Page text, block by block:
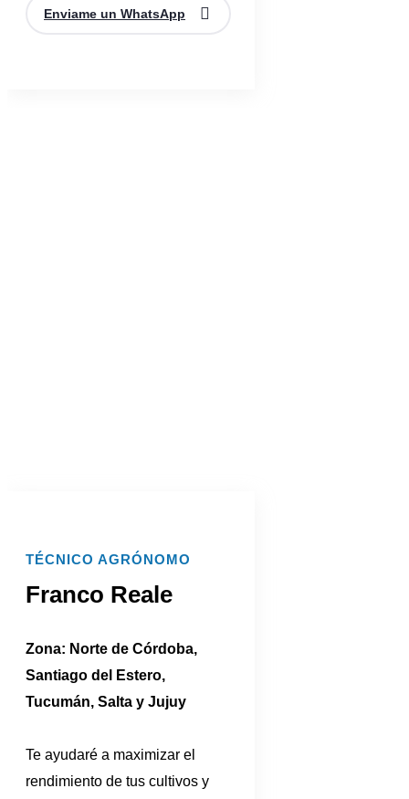
Enviame un WhatsApp
TÉCNICO AGRÓNOMO
Franco Reale
Zona: Norte de Córdoba,
Santiago del Estero,
Tucumán, Salta y Jujuy
Te ayudaré a maximizar el
rendimiento de tus cultivos y